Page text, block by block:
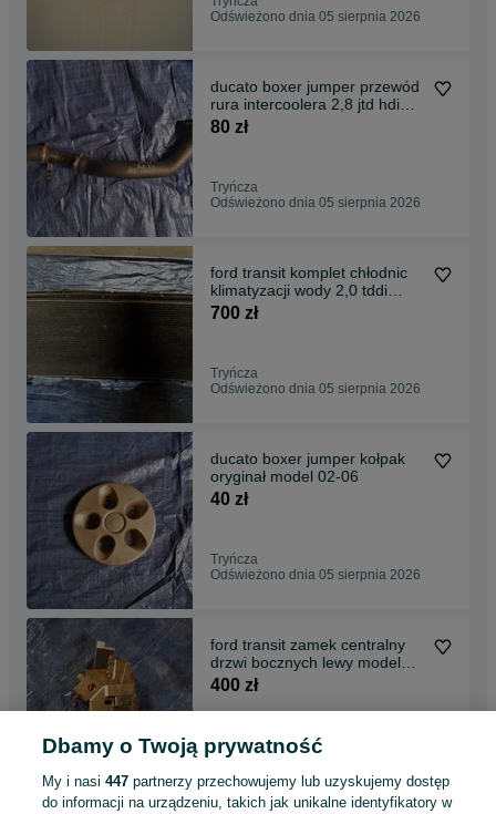
Odświeżono dnia 05 sierpnia 2026
ducato boxer jumper przewód
rura intercoolera 2,8 jtd hdi
model 02-06
80 zł
Tryńcza
Odświeżono dnia 05 sierpnia 2026
ford transit komplet chłodnic
klimatyzacji wody 2,0 tddi
model 00-06
700 zł
Tryńcza
Odświeżono dnia 05 sierpnia 2026
ducato boxer jumper kołpak
oryginał model 02-06
40 zł
Tryńcza
Odświeżono dnia 05 sierpnia 2026
ford transit zamek centralny
drzwi bocznych lewy model
00-06
400 zł
Tryńcza
Odświeżono dnia 05 sierpnia 2026
Dbamy o Twoją prywatność
My i nasi447 partnerzy przechowujemy lub uzyskujemy dostęp
do informacji na urządzeniu, takich jak unikalne identyfikatory w